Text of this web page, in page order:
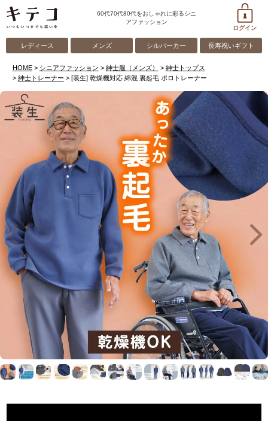
60代70代80代をおしゃれに彩るシニ
アファッション
ログイン
レディース メンズ シルバーカー 長寿祝いギフト
HOME シニアファッション 紳士服（メンズ）
紳士トップス
紳士トレーナー
[装生] 乾燥機対応 綿混 裏起毛 ポロトレーナー